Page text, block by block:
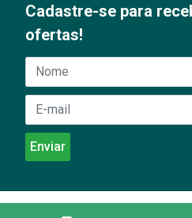
Cadastre-se para
ofertas!